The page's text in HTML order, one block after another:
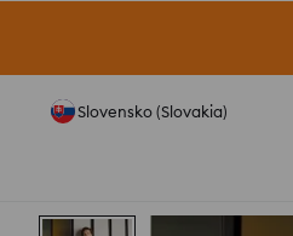
Slovensko (Slovakia)